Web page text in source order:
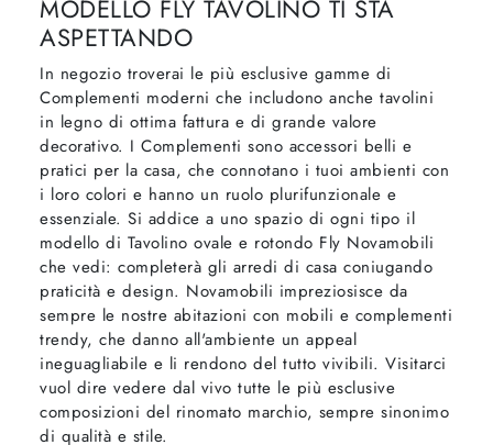
MODELLO FLY TAVOLINO TI STA
ASPETTANDO
In negozio troverai le più esclusive gamme di
Complementi moderni che includono anche tavolini
in legno di ottima fattura e di grande valore
decorativo. I Complementi sono accessori belli e
pratici per la casa, che connotano i tuoi ambienti con
i loro colori e hanno un ruolo plurifunzionale e
essenziale. Si addice a uno spazio di ogni tipo il
modello di Tavolino ovale e rotondo Fly Novamobili
che vedi: completerà gli arredi di casa coniugando
praticità e design. Novamobili impreziosisce da
sempre le nostre abitazioni con mobili e complementi
trendy, che danno all'ambiente un appeal
ineguagliabile e li rendono del tutto vivibili. Visitarci
vuol dire vedere dal vivo tutte le più esclusive
composizioni del rinomato marchio, sempre sinonimo
di qualità e stile.